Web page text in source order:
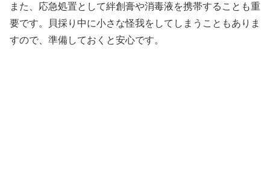
また、応急処置として絆創膏や消毒液を携帯することも重
要です。貝採り中に小さな怪我をしてしまうこともありま
すので、準備しておくと安心です。